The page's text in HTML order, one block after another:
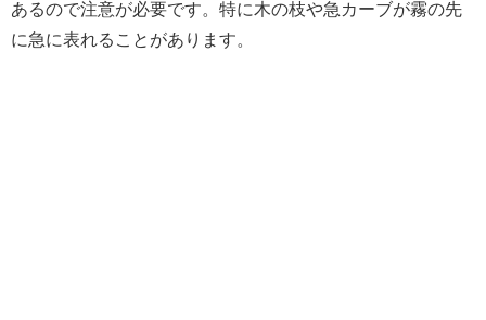
あるので注意が必要です。特に木の枝や急カーブが霧の先
に急に表れることがあります。